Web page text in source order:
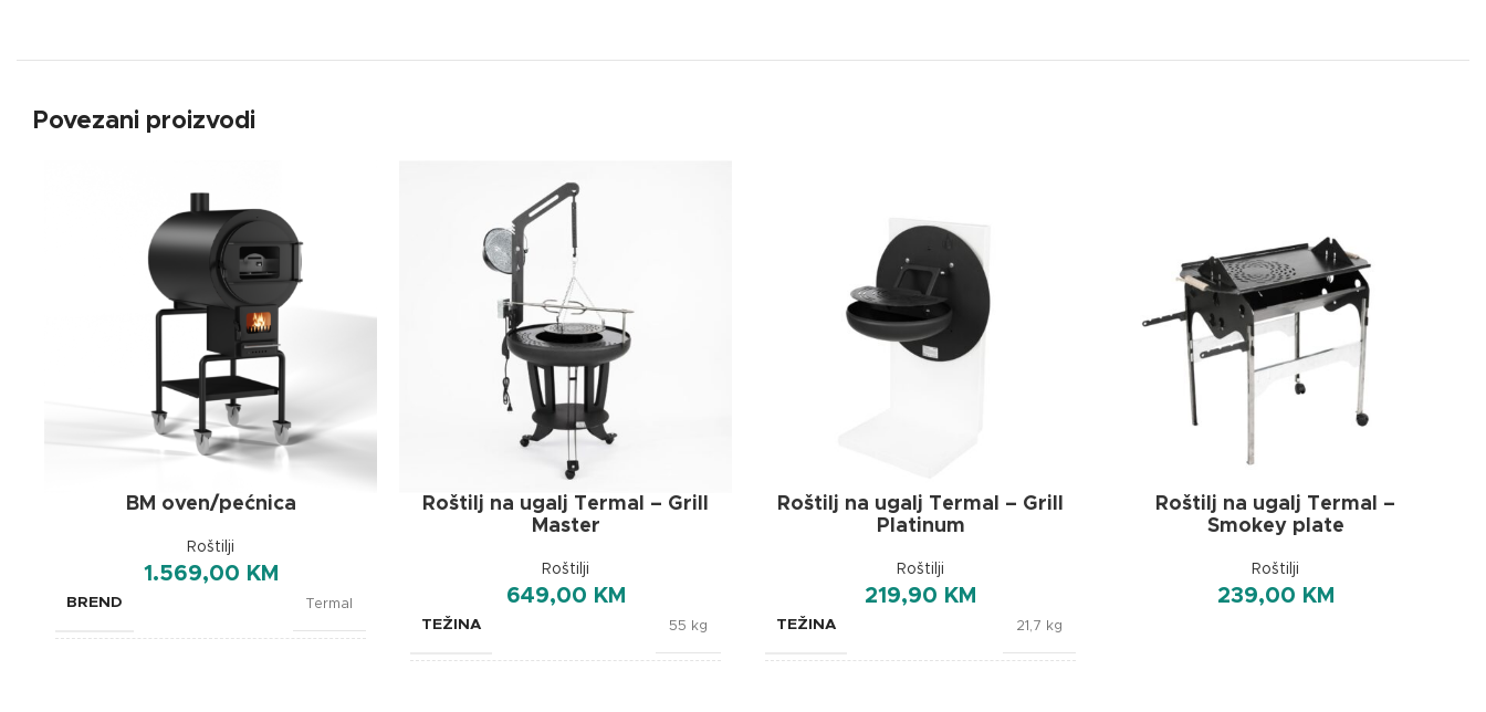
Povezani proizvodi
BM oven/pećnica
Roštilji
1.569,00 KM
BREND Termal
Roštilj na ugalj Termal – Grill
Master
Roštilji
649,00 KM
TEŽINA 55 kg
Roštilj na ugalj Termal – Grill
Platinum
Roštilji
219,90 KM
TEŽINA 21,7 kg
Roštilj na ugalj Termal –
Smokey plate
Roštilji
239,00 KM